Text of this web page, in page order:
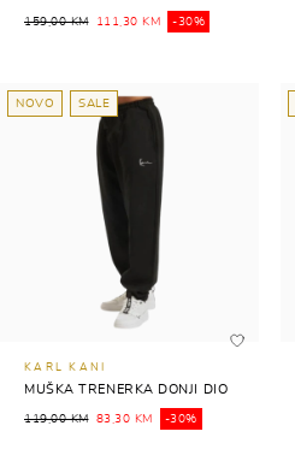
159,00 KM 111,30 KM -30%
NOVO SALE
KARL KANI
MUŠKA TRENERKA DONJI DIO
119,00 KM 83,30 KM -30%